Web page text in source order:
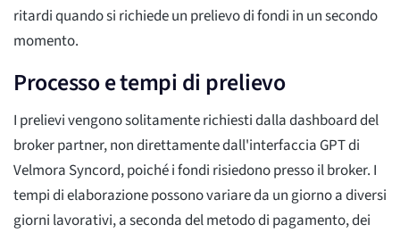
ritardi quando si richiede un prelievo di fondi in un secondo
momento.
Processo e tempi di prelievo
I prelievi vengono solitamente richiesti dalla dashboard del
broker partner, non direttamente dall'interfaccia GPT di
Velmora Syncord, poiché i fondi risiedono presso il broker. I
tempi di elaborazione possono variare da un giorno a diversi
giorni lavorativi, a seconda del metodo di pagamento, dei